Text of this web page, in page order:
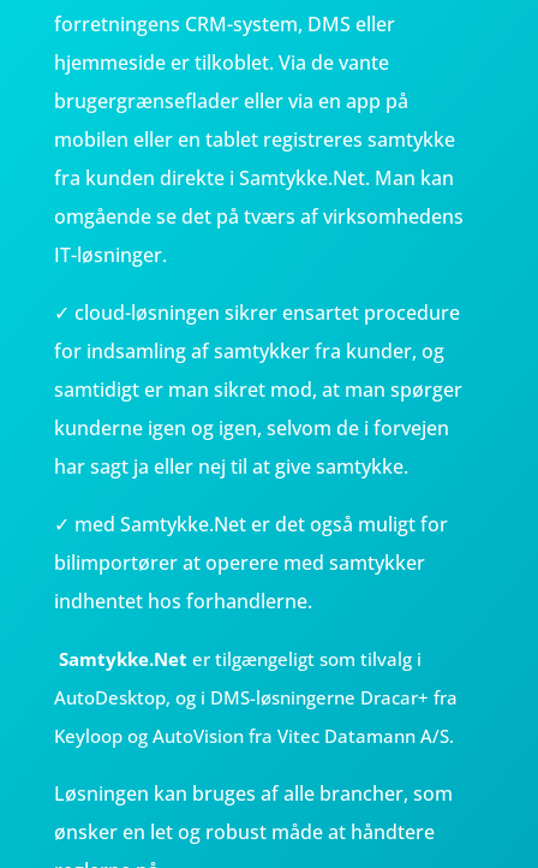
forretningens CRM-system, DMS eller
hjemmeside er tilkoblet. Via de vante
brugergrænseflader eller via en app på
mobilen eller en tablet registreres samtykke
fra kunden direkte i Samtykke.Net. Man kan
omgående se det på tværs af virksomhedens
IT-løsninger.
✓ cloud-løsningen sikrer ensartet procedure
for indsamling af samtykker fra kunder, og
samtidigt er man sikret mod, at man spørger
kunderne igen og igen, selvom de i forvejen
har sagt ja eller nej til at give samtykke.
✓ med Samtykke.Net er det også muligt for
bilimportører at operere med samtykker
indhentet hos forhandlerne.
Samtykke.Net er tilgængeligt som tilvalg i
AutoDesktop, og i DMS-løsningerne Dracar+ fra
Keyloop og AutoVision fra Vitec Datamann A/S.
Løsningen kan bruges af alle brancher, som
ønsker en let og robust måde at håndtere